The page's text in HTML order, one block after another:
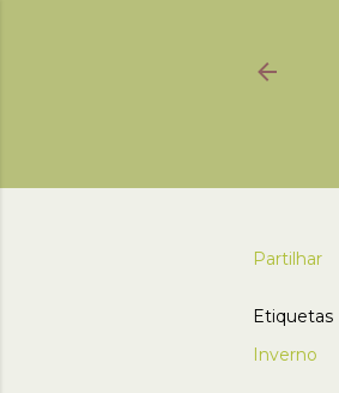
Partilhar
Etiquetas
Inverno